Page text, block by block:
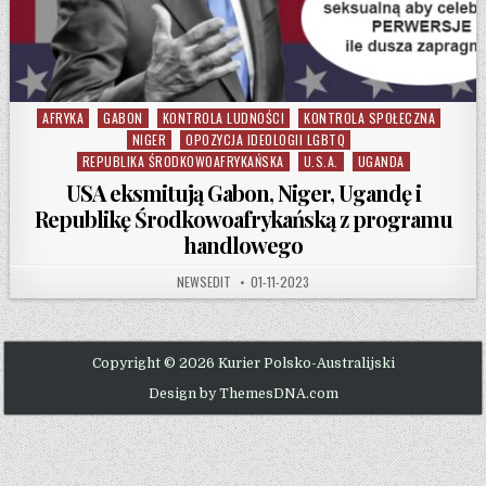
Posted in
AFRYKA GABON KONTROLA LUDNOŚCI
KONTROLA SPOŁECZNA
NIGER
OPOZYCJA IDEOLOGII LGBTQ
REPUBLIKA ŚRODKOWOAFRYKAŃSKA
U.S.A. UGANDA
USA eksmitują Gabon, Niger, Ugandę i
Republikę Środkowoafrykańską z programu
handlowego
AUTHOR:
NEWSEDIT PUBLISHED DATE:
01-11-2023
Copyright © 2026 Kurier Polsko-Australijski
Design by ThemesDNA.com